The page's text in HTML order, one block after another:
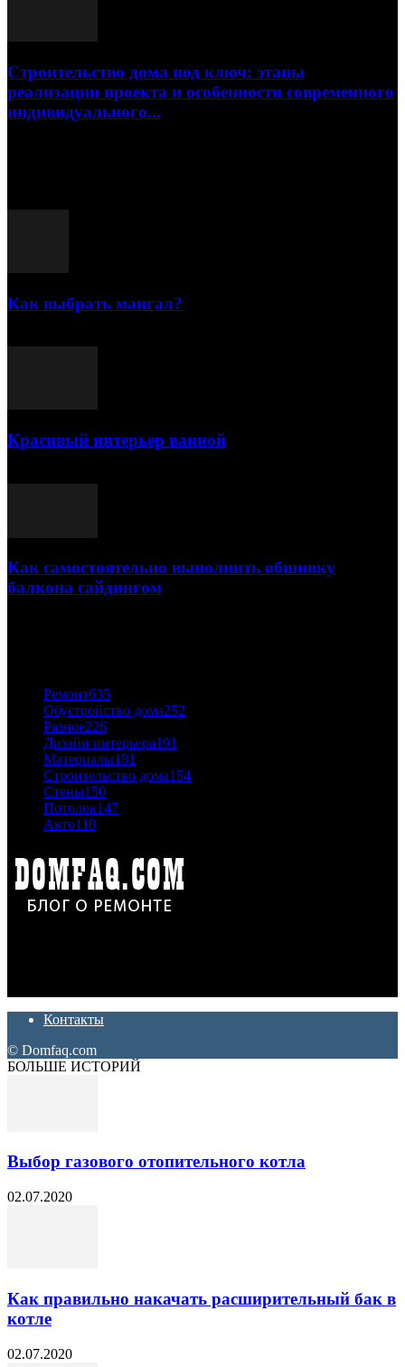
Строительство дома под ключ: этапы
реализации проекта и особенности современного
индивидуального...
Как выбрать мангал?
Красивый интерьер ванной
Как самостоятельно выполнить обшивку
балкона сайдингом
Ремонт635
Обустройство дома252
Разное226
Дизайн интерьера191
Материалы181
Строительство дома154
Стены150
Потолок147
Авто118
Контакты
© Domfaq.com
БОЛЬШЕ ИСТОРИЙ
Выбор газового отопительного котла
02.07.2020
Как правильно накачать расширительный бак в
котле
02.07.2020